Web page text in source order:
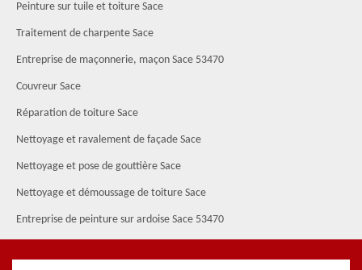
Peinture sur tuile et toiture Sace
Traitement de charpente Sace
Entreprise de maçonnerie, maçon Sace 53470
Couvreur Sace
Réparation de toiture Sace
Nettoyage et ravalement de façade Sace
Nettoyage et pose de gouttière Sace
Nettoyage et démoussage de toiture Sace
Entreprise de peinture sur ardoise Sace 53470